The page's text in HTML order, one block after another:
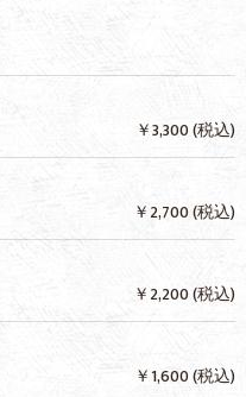
￥3,300 (税込)
￥2,700 (税込)
￥2,200 (税込)
￥1,600 (税込)